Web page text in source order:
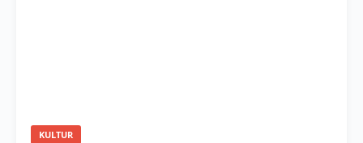
KULTUR